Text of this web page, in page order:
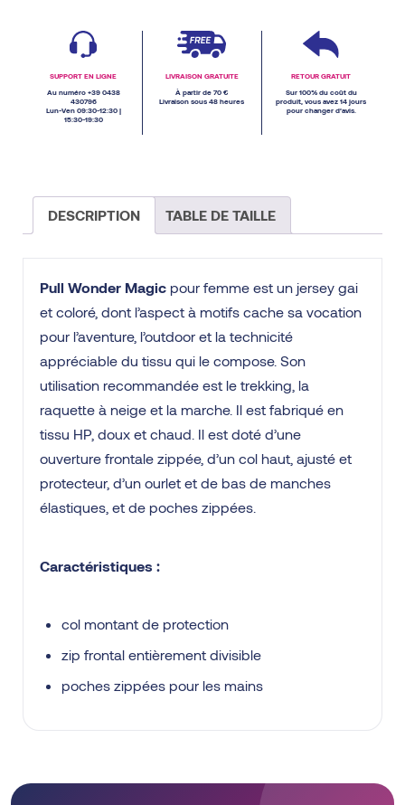
SUPPORT EN LIGNE
Au numéro +39 0438
430796
Lun-Ven 09:30-12:30 |
15:30-19:30
LIVRAISON GRATUITE
À partir de 70 €
Livraison sous 48 heures
RETOUR GRATUIT
Sur 100% du coût du
produit, vous avez 14 jours
pour changer d’avis.
DESCRIPTION TABLE DE TAILLE
Pull Wonder Magic pour femme est un jersey gai
et coloré, dont l’aspect à motifs cache sa vocation
pour l’aventure, l’outdoor et la technicité
appréciable du tissu qui le compose. Son
utilisation recommandée est le trekking, la
raquette à neige et la marche. Il est fabriqué en
tissu HP, doux et chaud. Il est doté d’une
ouverture frontale zippée, d’un col haut, ajusté et
protecteur, d’un ourlet et de bas de manches
élastiques, et de poches zippées.
Caractéristiques :
col montant de protection
zip frontal entièrement divisible
poches zippées pour les mains